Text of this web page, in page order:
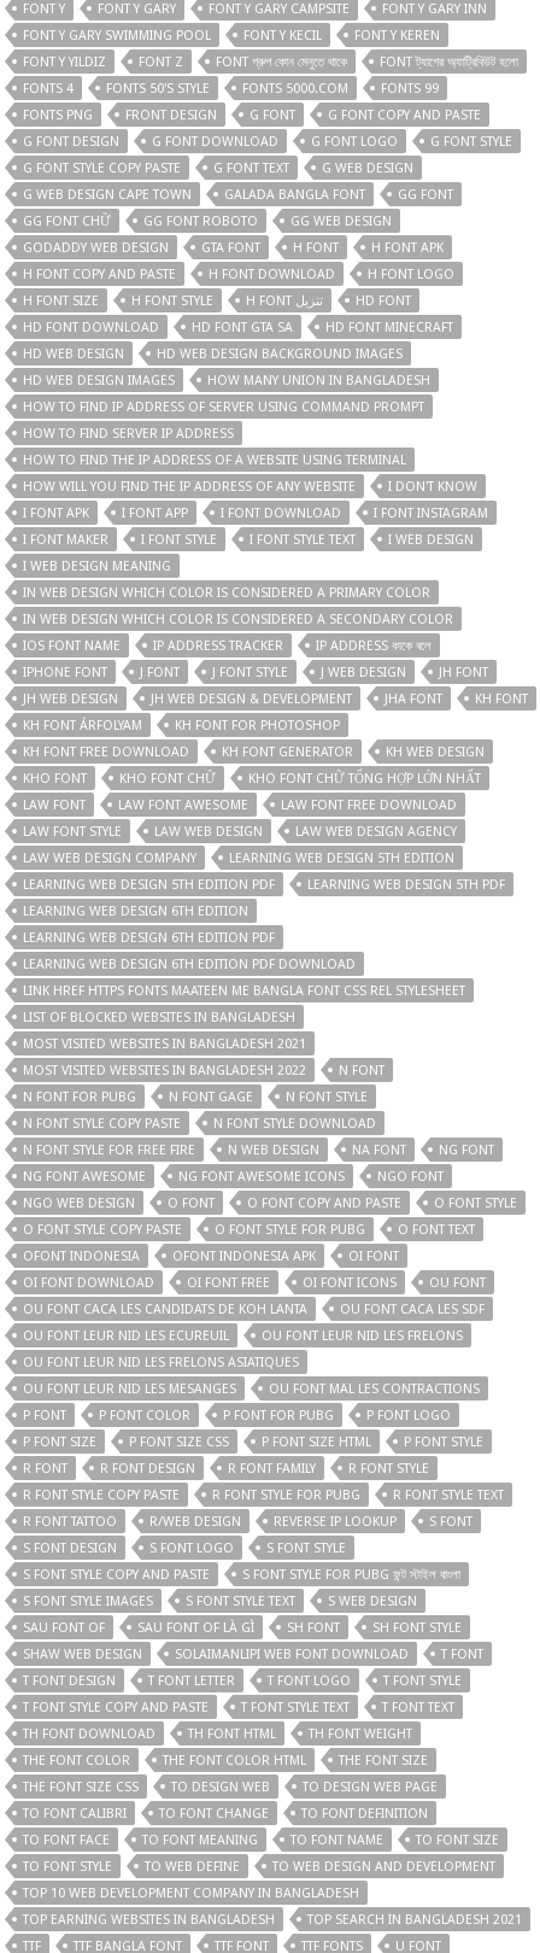
FONT Y
FONT Y GARY FONT Y GARY CAMPSITE
FONT Y GARY INN
FONT Y GARY SWIMMING POOL
FONT Y KECIL
FONT Y KEREN
FONT Y YILDIZ
FONT Z FONT গ্রুপ কোন মেনুতে থাকে
FONT ট্যাগের অ্যাট্রিবিউট হলো
FONTS 4
FONTS 50'S STYLE FONTS 5000.COM
FONTS 99
FONTS PNG
FRONT DESIGN G FONT
G FONT COPY AND PASTE
G FONT DESIGN
G FONT DOWNLOAD G FONT LOGO
G FONT STYLE
G FONT STYLE COPY PASTE
G FONT TEXT
G WEB DESIGN
G WEB DESIGN CAPE TOWN
GALADA BANGLA FONT
GG FONT
GG FONT CHỮ
GG FONT ROBOTO
GG WEB DESIGN
GODADDY WEB DESIGN
GTA FONT H FONT
H FONT APK
H FONT COPY AND PASTE
H FONT DOWNLOAD
H FONT LOGO
H FONT SIZE
H FONT STYLE H FONT تنزيل
HD FONT
HD FONT DOWNLOAD
HD FONT GTA SA
HD FONT MINECRAFT
HD WEB DESIGN
HD WEB DESIGN BACKGROUND IMAGES
HD WEB DESIGN IMAGES
HOW MANY UNION IN BANGLADESH
HOW TO FIND IP ADDRESS OF SERVER USING COMMAND PROMPT
HOW TO FIND SERVER IP ADDRESS
HOW TO FIND THE IP ADDRESS OF A WEBSITE USING TERMINAL
HOW WILL YOU FIND THE IP ADDRESS OF ANY WEBSITE
I DON'T KNOW
I FONT APK
I FONT APP I FONT DOWNLOAD
I FONT INSTAGRAM
I FONT MAKER
I FONT STYLE I FONT STYLE TEXT
I WEB DESIGN
I WEB DESIGN MEANING
IN WEB DESIGN WHICH COLOR IS CONSIDERED A PRIMARY COLOR
IN WEB DESIGN WHICH COLOR IS CONSIDERED A SECONDARY COLOR
IOS FONT NAME
IP ADDRESS TRACKER
IP ADDRESS কাকে বলে
IPHONE FONT
J FONT J FONT STYLE J WEB DESIGN
JH FONT
JH WEB DESIGN
JH WEB DESIGN & DEVELOPMENT JHA FONT
KH FONT
KH FONT ÁRFOLYAM
KH FONT FOR PHOTOSHOP
KH FONT FREE DOWNLOAD
KH FONT GENERATOR
KH WEB DESIGN
KHO FONT
KHO FONT CHỮ
KHO FONT CHỮ TỔNG HỢP LỚN NHẤT
LAW FONT
LAW FONT AWESOME
LAW FONT FREE DOWNLOAD
LAW FONT STYLE
LAW WEB DESIGN
LAW WEB DESIGN AGENCY
LAW WEB DESIGN COMPANY
LEARNING WEB DESIGN 5TH EDITION
LEARNING WEB DESIGN 5TH EDITION PDF
LEARNING WEB DESIGN 5TH PDF
LEARNING WEB DESIGN 6TH EDITION
LEARNING WEB DESIGN 6TH EDITION PDF
LEARNING WEB DESIGN 6TH EDITION PDF DOWNLOAD
LINK HREF HTTPS FONTS MAATEEN ME BANGLA FONT CSS REL STYLESHEET
LIST OF BLOCKED WEBSITES IN BANGLADESH
MOST VISITED WEBSITES IN BANGLADESH 2021
MOST VISITED WEBSITES IN BANGLADESH 2022
N FONT
N FONT FOR PUBG
N FONT GAGE
N FONT STYLE
N FONT STYLE COPY PASTE
N FONT STYLE DOWNLOAD
N FONT STYLE FOR FREE FIRE
N WEB DESIGN NA FONT
NG FONT
NG FONT AWESOME
NG FONT AWESOME ICONS
NGO FONT
NGO WEB DESIGN
O FONT O FONT COPY AND PASTE
O FONT STYLE
O FONT STYLE COPY PASTE
O FONT STYLE FOR PUBG
O FONT TEXT
OFONT INDONESIA
OFONT INDONESIA APK
OI FONT
OI FONT DOWNLOAD
OI FONT FREE OI FONT ICONS
OU FONT
OU FONT CACA LES CANDIDATS DE KOH LANTA
OU FONT CACA LES SDF
OU FONT LEUR NID LES ECUREUIL
OU FONT LEUR NID LES FRELONS
OU FONT LEUR NID LES FRELONS ASIATIQUES
OU FONT LEUR NID LES MESANGES
OU FONT MAL LES CONTRACTIONS
P FONT
P FONT COLOR P FONT FOR PUBG
P FONT LOGO
P FONT SIZE
P FONT SIZE CSS P FONT SIZE HTML
P FONT STYLE
R FONT
R FONT DESIGN R FONT FAMILY
R FONT STYLE
R FONT STYLE COPY PASTE
R FONT STYLE FOR PUBG
R FONT STYLE TEXT
R FONT TATTOO
R/WEB DESIGN REVERSE IP LOOKUP
S FONT
S FONT DESIGN
S FONT LOGO
S FONT STYLE
S FONT STYLE COPY AND PASTE
S FONT STYLE FOR PUBG ফন্ট স্টাইল বাংলা
S FONT STYLE IMAGES
S FONT STYLE TEXT
S WEB DESIGN
SAU FONT OF
SAU FONT OF LÀ GÌ SH FONT
SH FONT STYLE
SHAW WEB DESIGN
SOLAIMANLIPI WEB FONT DOWNLOAD
T FONT
T FONT DESIGN
T FONT LETTER T FONT LOGO
T FONT STYLE
T FONT STYLE COPY AND PASTE
T FONT STYLE TEXT
T FONT TEXT
TH FONT DOWNLOAD
TH FONT HTML
TH FONT WEIGHT
THE FONT COLOR
THE FONT COLOR HTML
THE FONT SIZE
THE FONT SIZE CSS
TO DESIGN WEB
TO DESIGN WEB PAGE
TO FONT CALIBRI
TO FONT CHANGE
TO FONT DEFINITION
TO FONT FACE
TO FONT MEANING TO FONT NAME
TO FONT SIZE
TO FONT STYLE
TO WEB DEFINE
TO WEB DESIGN AND DEVELOPMENT
TOP 10 WEB DEVELOPMENT COMPANY IN BANGLADESH
TOP EARNING WEBSITES IN BANGLADESH
TOP SEARCH IN BANGLADESH 2021
TTF
TTF BANGLA FONT TTF FONT TTF FONTS U FONT